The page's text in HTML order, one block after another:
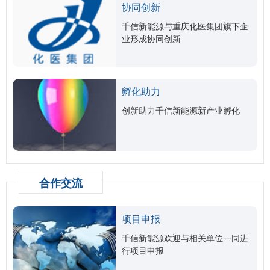
协同创新
千信新能源与重庆化医集团旗下企
业形成协同创新
孵化助力
创新助力千信新能源新产业孵化
合作交流
项目申报
千信新能源欢迎与相关单位一同进
行项目申报